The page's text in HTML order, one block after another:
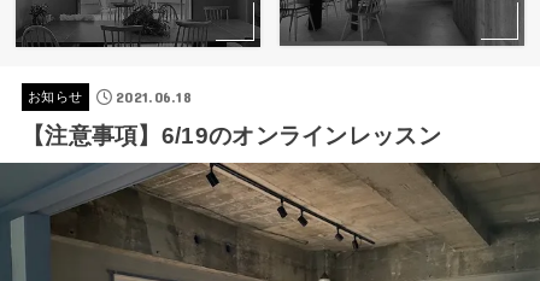
お知らせ 2021.06.18
【注意事項】6/19のオンラインレッスン